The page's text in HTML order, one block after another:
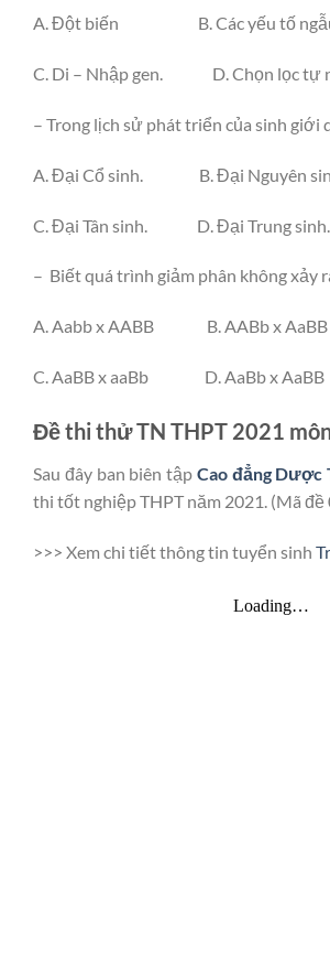
A. Đột biến B. Các yếu tố ngẫu
C. Di – Nhập gen. D. Chọn lọc tự
– Trong lịch sử phát triển của sinh giới
A. Đại Cổ sinh. B. Đại Nguyên
C. Đại Tân sinh. D. Đại Trung sinh.
– Biết quá trình giảm phân không xảy
A. Aabb x AABB B. AABb x AaBB
C. AaBB x aaBb D. AaBb x AaBB
Đề thi thử TN THPT 2021
Sau đây ban biên tập Cao đẳng Dược
thi tốt nghiệp THPT năm 2021. (Mã đề
>>> Xem chi tiết thông tin tuyển sinh